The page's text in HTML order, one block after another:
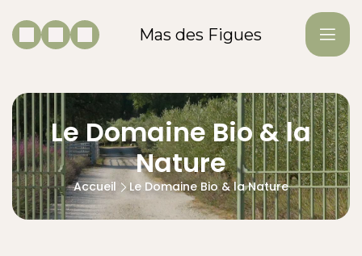
Mas des Figues
Le Domaine Bio & la
Nature
Accueil Le Domaine Bio & la Nature